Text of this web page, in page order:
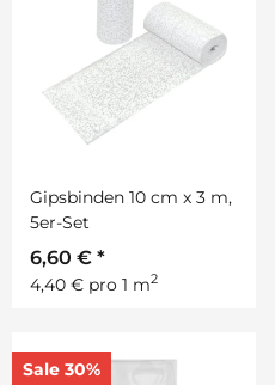
Gipsbinden 10 cm x 3 m,
5er-Set
6,60 € *
4,40 € pro 1 m2
Sale 30%